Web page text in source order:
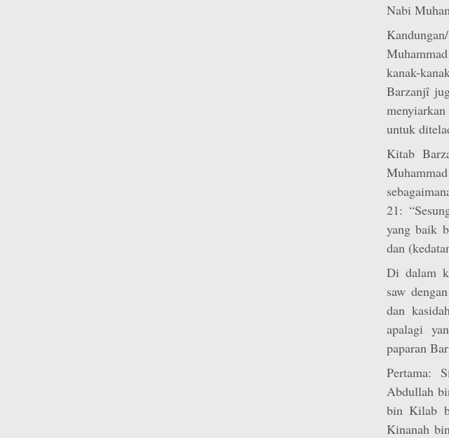
Nabi
kanak-
Barzanjî
untuk
Kitab
21:
yang baik
dan
Di dalam
saw
dan
apalagi
paparan
Pertama:
Abdullah
bin Kilab
Kinanah